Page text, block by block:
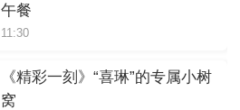
午餐
11:30
《精彩一刻》“喜琳”的专属小树
窝